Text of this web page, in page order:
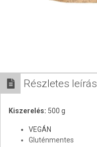
Részletes leírás
Kiszerelés: 500 g
VEGÁN
Gluténmentes